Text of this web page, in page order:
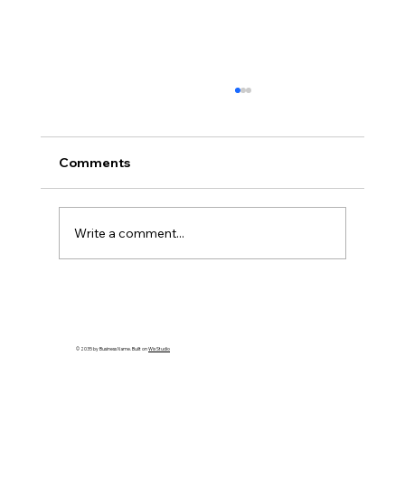
DCT, TATTO ve ORD Arasındaki
Comments
Write a comment...
© 2035 by Business Name. Built onWix Studio